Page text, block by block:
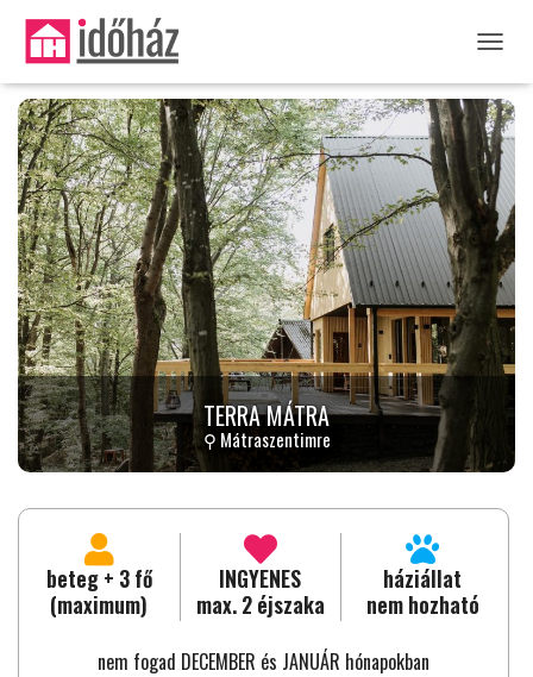
TERRA MÁTRA
⚲ Mátraszentimre
beteg + 3 fő
(maximum)
INGYENES
max. 2 éjszaka
háziállat
nem hozható
nem fogad DECEMBER és JANUÁR hónapokban